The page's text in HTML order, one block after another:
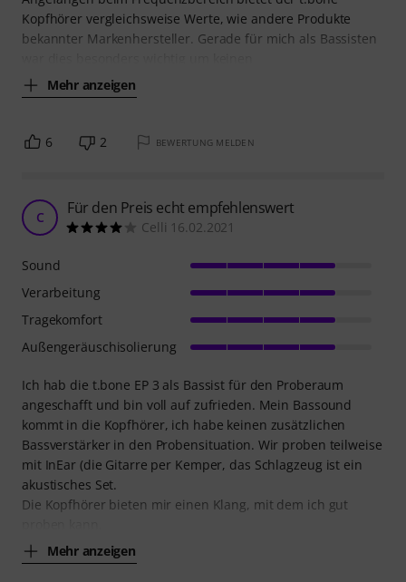
4 0 BEWERTUNG MELDEN
Günstiger In-Ear Monitoring Kopfhörer mit
leichten Schwächen
Hausmarke t. und ist daher ein günstiges Zubehör für den
kleinen Geldbeutel und trotzdem anspruchsvollen Nutzer.
Kopfhörer vergleichsweise Werte, wie andere Produkte
bekannter Markenhersteller. Gerade für mich als Bassisten
war dies besonders wichtig um keinen
Mehr anzeigen
Tragekomfort
6 2 BEWERTUNG MELDEN
Für den Preis echt empfehlenswert